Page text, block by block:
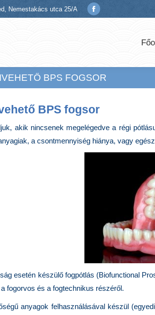
Nemestakács utca 25/A
Facebook
new
window
BPS FOGSOR
BPS fogsor
akik nincsenek megelégedve a régi
a csontmennyiség hiánya, vagy
esetén készülő fogpótlás (Biofunctional
fogorvos és a fogtechnikus részéről.
anyagok felhasználásával készül